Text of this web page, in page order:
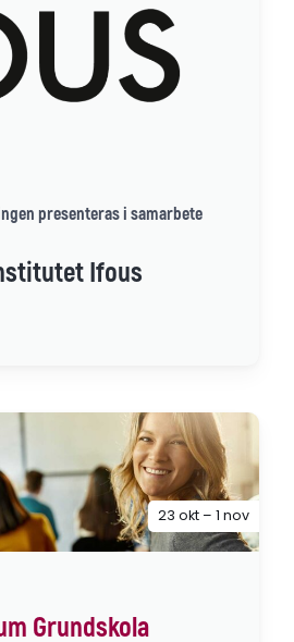
presenteras i samarbete
Ifous
Grundskola
23 okt – 1 nov